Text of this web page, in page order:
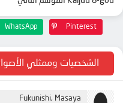
WhatsApp Pinterest
الشخصيات وممثلي
Fukunishi, Masaya